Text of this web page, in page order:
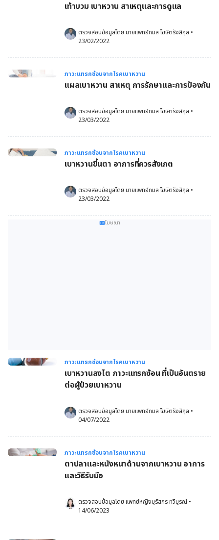
เท้าบวม เบาหวาน สาเหตุและการดูแล
ตรวจสอบข้อมูลโดย นายแพทย์กมล โฆษิตรังสิกุล •
23/02/2022
ภาวะแทรกซ้อนจากโรคเบาหวาน
แผลเบาหวาน สาเหตุ การรักษาและการป้องกัน
ตรวจสอบข้อมูลโดย นายแพทย์กมล โฆษิตรังสิกุล •
23/03/2022
ภาวะแทรกซ้อนจากโรคเบาหวาน
เบาหวานขึ้นตา อาการที่ควรสังเกต
ตรวจสอบข้อมูลโดย นายแพทย์กมล โฆษิตรังสิกุล •
23/03/2022
โฆษณา
ภาวะแทรกซ้อนจากโรคเบาหวาน
เบาหวานลงไต ภาวะแทรกซ้อน ที่เป็นอันตราย
ต่อผู้ป่วยเบาหวาน
ตรวจสอบข้อมูลโดย นายแพทย์กมล โฆษิตรังสิกุล •
04/07/2022
ภาวะแทรกซ้อนจากโรคเบาหวาน
ตาปลาและหนังหนาด้านจากเบาหวาน อาการ
และวิธีรับมือ
ตรวจสอบข้อมูลโดย แพทย์หญิงบุรัสกร ทวีบูรณ์ •
14/06/2023